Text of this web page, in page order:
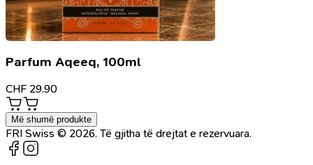
Parfum Aqeeq, 100ml
CHF 29.90
Më shumë produkte
FRI Swiss © 2026. Të gjitha të drejtat e rezervuara.